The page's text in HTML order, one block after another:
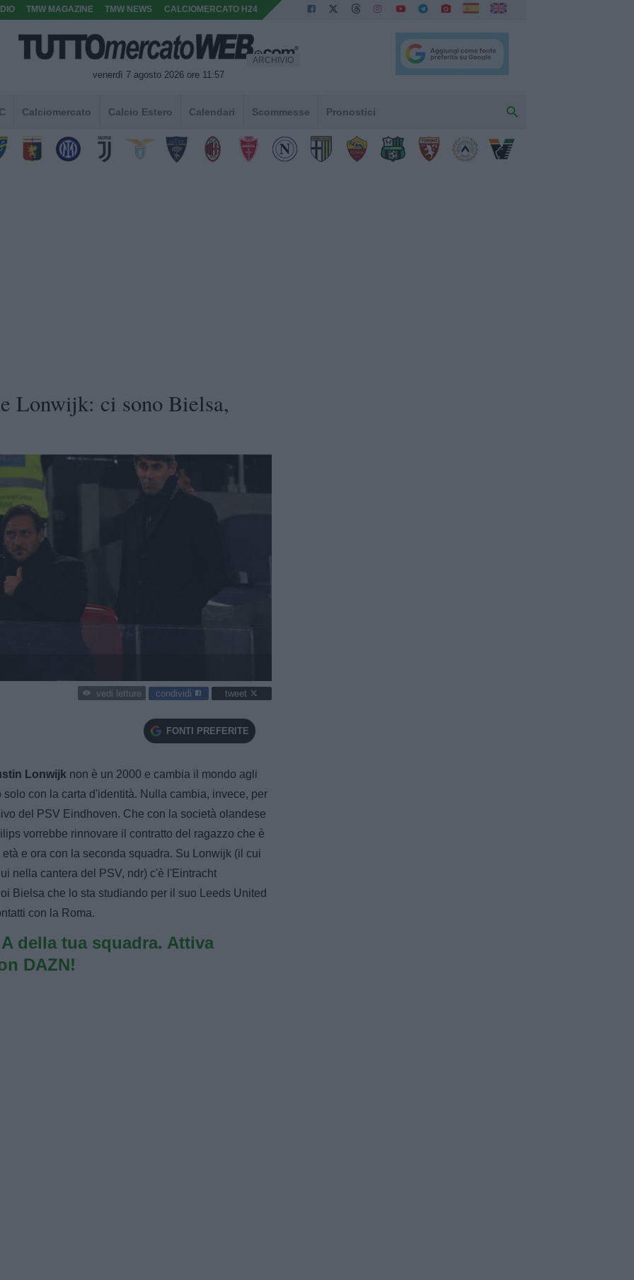
TMW MAGAZINE TMW NEWS CALCIOMERCATO H24
venerdì 7 agosto 2026 ore 11:57
ARCHIVIO
Calciomercato Calcio Estero Calendari Scommesse Pronostici
Lonwijk: ci sono Bielsa,
vedi letture condividi tweet
FONTI PREFERITE
Lonwijk non è un 2000 e cambia il mondo agli
con la carta d'identità. Nulla cambia, invece, per
del PSV Eindhoven. Che con la società olandese
vorrebbe rinnovare il contratto del ragazzo che è
e ora con la seconda squadra. Su Lonwijk (il cui
nella cantera del PSV, ndr) c'è l'Eintracht
Bielsa che lo sta studiando per il suo Leeds United
con la Roma.
della tua squadra. Attiva
DAZN!